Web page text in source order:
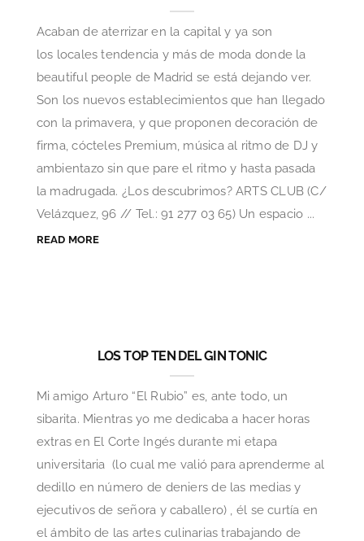
Acaban de aterrizar en la capital y ya son
los locales tendencia y más de moda donde la
beautiful people de Madrid se está dejando ver.
Son los nuevos establecimientos que han llegado
con la primavera, y que proponen decoración de
firma, cócteles Premium, música al ritmo de DJ y
ambientazo sin que pare el ritmo y hasta pasada
la madrugada. ¿Los descubrimos? ARTS CLUB (C/
Velázquez, 96 // Tel.: 91 277 03 65) Un espacio ...
READ MORE
LOS TOP TEN DEL GIN TONIC
Mi amigo Arturo “El Rubio” es, ante todo, un
sibarita. Mientras yo me dedicaba a hacer horas
extras en El Corte Ingés durante mi etapa
universitaria (lo cual me valió para aprenderme al
dedillo en número de deniers de las medias y
ejecutivos de señora y caballero) , él se curtía en
el ámbito de las artes culinarias trabajando de